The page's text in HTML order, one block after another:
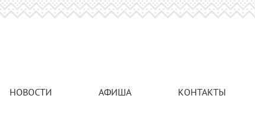
НОВОСТИ АФИША КОНТАКТЫ